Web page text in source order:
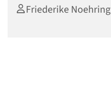
Friederike Noehring